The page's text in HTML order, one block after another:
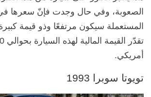
الصعوبة، وفي حال وجدت فإنّ سعرها
المستعملة سيكون مرتفعًا وذو قيمة
أمريكي.
تويوتا سوبرا 1993